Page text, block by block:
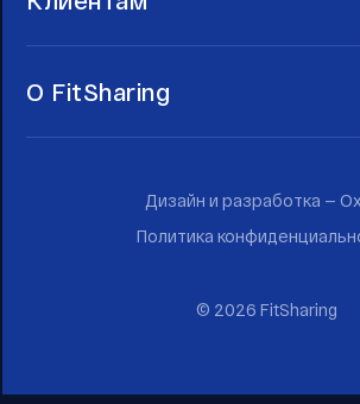
О FitSharing
© 2026 FitSharing
Политика
Дизайн и разработка —